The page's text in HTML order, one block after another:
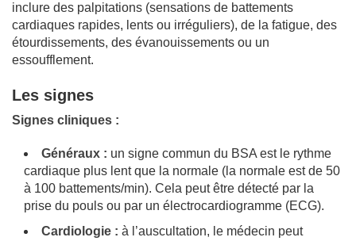
inclure des palpitations (sensations de battements
cardiaques rapides, lents ou irréguliers), de la fatigue, des
étourdissements, des évanouissements ou un
essoufflement.
Les signes
Signes cliniques :
Généraux : un signe commun du BSA est le rythme
cardiaque plus lent que la normale (la normale est de 50
à 100 battements/min). Cela peut être détecté par la
prise du pouls ou par un électrocardiogramme (ECG).
Cardiologie : à l’auscultation, le médecin peut